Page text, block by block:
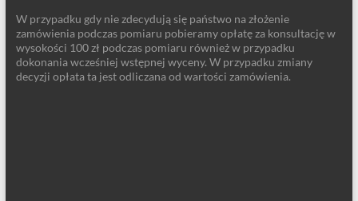
W przypadku gdy nie zdecydują się państwo na złożenie
zamówienia podczas pomiaru pobieramy opłatę za konsultację w
wysokości 100 zł podczas pomiaru również w przypadku
dokonania wcześniej wstępnej wyceny. W przypadku zmiany
decyzji opłata ta jest odliczana od wartości zamówienia.